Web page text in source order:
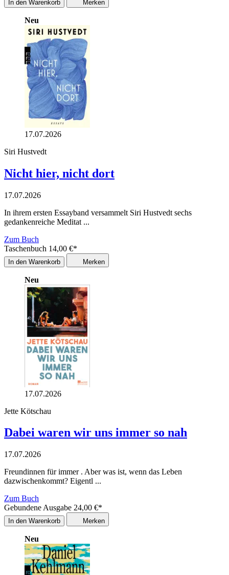
In den Warenkorb Merken
Neu
17.07.2026
Siri Hustvedt
Nicht hier, nicht dort
17.07.2026
In ihrem ersten Essayband versammelt Siri Hustvedt sechs
gedankenreiche Meditat ...
Zum Buch
Taschenbuch 14,00 €*
In den Warenkorb Merken
Neu
17.07.2026
Jette Kötschau
Dabei waren wir uns immer so nah
17.07.2026
Freundinnen für immer . Aber was ist, wenn das Leben
dazwischenkommt? Eigentl ...
Zum Buch
Gebundene Ausgabe 24,00 €*
In den Warenkorb Merken
Neu